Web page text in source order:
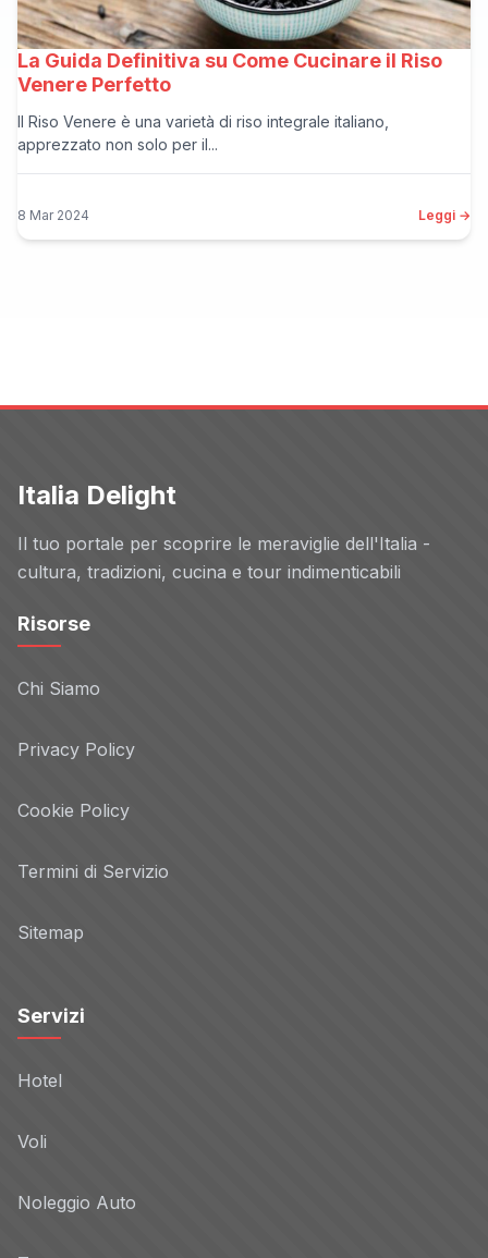
La Guida Definitiva su Come Cucinare il Riso
Venere Perfetto
Il Riso Venere è una varietà di riso integrale italiano,
apprezzato non solo per il...
8 Mar 2024 Leggi →
Italia Delight
Il tuo portale per scoprire le meraviglie dell'Italia -
cultura, tradizioni, cucina e tour indimenticabili
Risorse
Chi Siamo
Privacy Policy
Cookie Policy
Termini di Servizio
Sitemap
Servizi
Hotel
Voli
Noleggio Auto